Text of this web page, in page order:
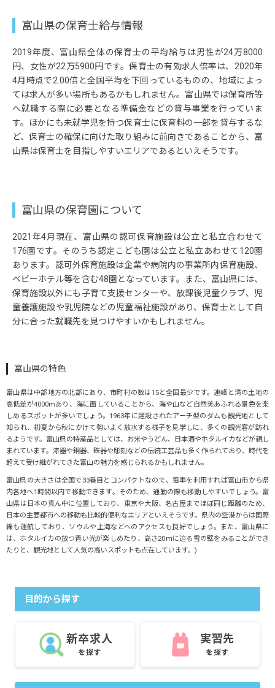
富山県の保育士給与情報
2019年度、富山県全体の保育士の平均給与は男性が24万8000
円、女性が22万5900円です。保育士の有効求人倍率は、2020年
4月時点で2.00倍と全国平均を下回っているものの、地域によっ
ては求人が多い場所もあるかもしれません。富山県では保育所等
へ就職する際に必要となる準備金などの貸与事業を行っていま
す。ほかにも未就学児を持つ保育士に保育料の一部を貸与するな
ど、保育士の確保に向けた取り組みに前向きであることから、富
山県は保育士を目指しやすいエリアであるといえそうです。
富山県の保育園について
2021年4月現在、富山県の認可保育施設は公立と私立合わせて
176園です。そのうち認定こども園は公立と私立あわせて120園
あります。認可外保育施設は企業や病院内の事業所内保育施設、
ベビーホテル等を含む48園となっています。また、富山県には、
保育施設以外にも子育て支援センターや、放課後児童クラブ、児
童養護施設や乳児院などの児童福祉施設があり、保育士として自
分に合った就職先を見つけやすいかもしれません。
富山県の特色
富山県は中部地方の北部にあり、市町村の数は15と全国最少です。連峰と湾の土地の
高低差が4000mあり、海に面していることから、海や山など自然美あふれる景色を楽
しめるスポットが多いでしょう。1963年に建設されたアーチ型のダムも観光地として
知られ、初夏から秋にかけて勢いよく放水する様子を見学しに、多くの観光客が訪れ
るようです。富山県の特産品としては、お米やうどん、日本酒やホタルイカなどが親し
まれています。漆器や銅器、鉄器や彫刻などの伝統工芸品も多く作られており、時代を
超えて受け継がれてきた富山の魅力を感じられるかもしれません。
富山県の大きさは全国で33番目とコンパクトなので、電車を利用すれば富山市から県
内各地へ1時間以内で移動できます。そのため、通勤の際も移動しやすいでしょう。富
山県は日本の真ん中に位置しており、東京や大阪、名古屋までほぼ同じ距離のため、
日本の主要都市への移動も比較的便利なエリアといえそうです。県内の空港からは国際
線も運航しており、ソウルや上海などへのアクセスも良好でしょう。また、富山県に
は、ホタルイカの放つ青い光が楽しめたり、高さ20ｍに迫る雪の壁をみることができ
たりと、観光地として人気の高いスポットも点在しています。)
目的から探す
新卒求人
を探す
実習先
を探す